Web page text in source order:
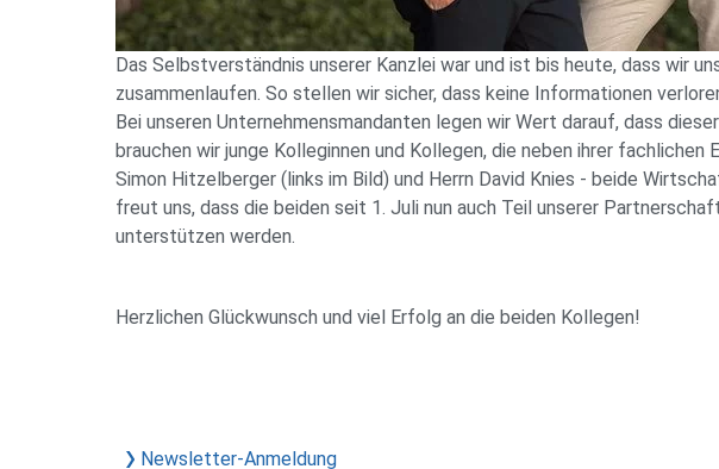
Das Selbstverständnis unserer Kanzlei war und ist bis heute, dass wir
zusammenlaufen. So stellen wir sicher, dass keine Informationen
Bei unseren Unternehmensmandanten legen wir Wert darauf, dass
brauchen wir junge Kolleginnen und Kollegen, die neben ihrer
Simon Hitzelberger (links im Bild) und Herrn David Knies - beide
freut uns, dass die beiden seit 1. Juli nun auch Teil unserer
unterstützen werden.
Herzlichen Glückwunsch und viel Erfolg an die beiden Kollegen!
Newsletter-Anmeldung